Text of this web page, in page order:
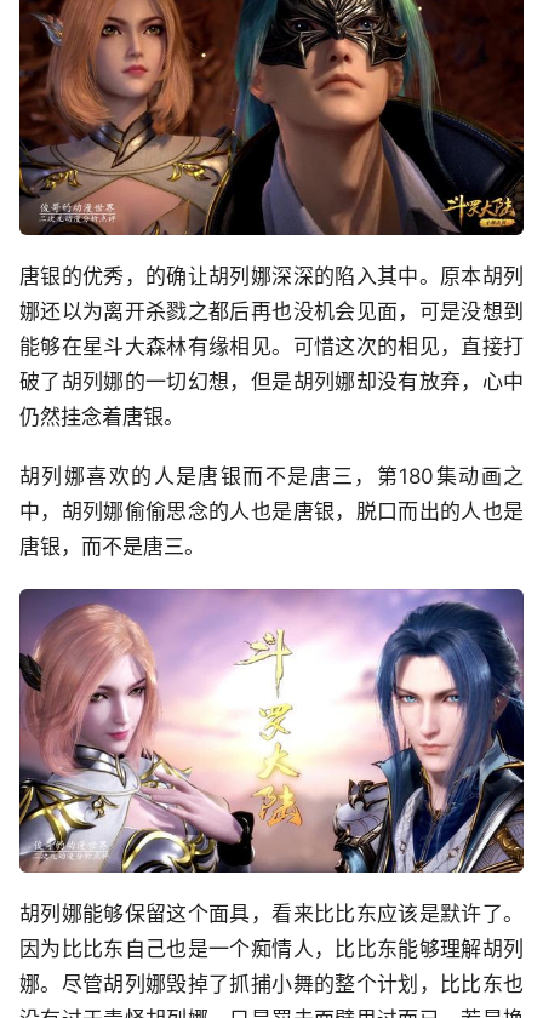
唐银的优秀，的确让胡列娜深深的陷入其中。原本胡列
娜还以为离开杀戮之都后再也没机会见面，可是没想到
能够在星斗大森林有缘相见。可惜这次的相见，直接打
破了胡列娜的一切幻想，但是胡列娜却没有放弃，心中
仍然挂念着唐银。
胡列娜喜欢的人是唐银而不是唐三，第180集动画之
中，胡列娜偷偷思念的人也是唐银，脱口而出的人也是
唐银，而不是唐三。
胡列娜能够保留这个面具，看来比比东应该是默许了。
因为比比东自己也是一个痴情人，比比东能够理解胡列
娜。尽管胡列娜毁掉了抓捕小舞的整个计划，比比东也